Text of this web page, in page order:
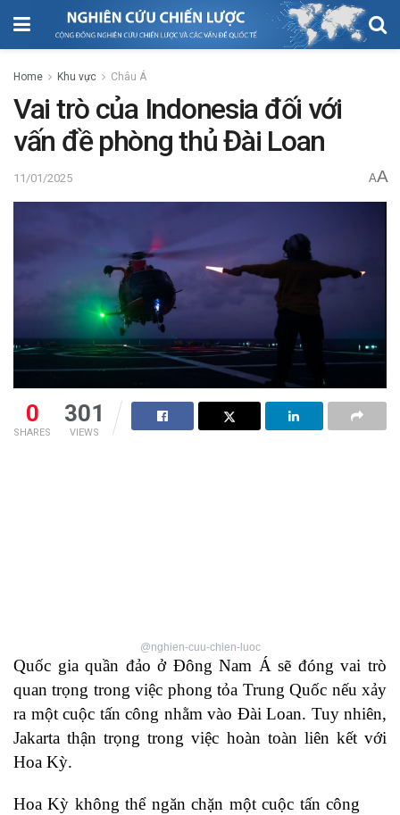
Home Khu vực Châu Á
Vai trò của Indonesia đối với
vấn đề phòng thủ Đài Loan
11/01/2025 AA
0
SHARES
301
VIEWS
@nghien-cuu-chien-luoc
Quốc gia quần đảo ở Đông Nam Á sẽ đóng vai trò
quan trọng trong việc phong tỏa Trung Quốc nếu xảy
ra một cuộc tấn công nhằm vào Đài Loan. Tuy nhiên,
Jakarta thận trọng trong việc hoàn toàn liên kết với
Hoa Kỳ.
Hoa Kỳ không thể ngăn chặn một cuộc tấn công